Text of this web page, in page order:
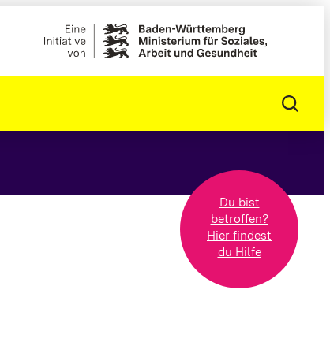
Du bist
betroffen?
Hier findest
du Hilfe